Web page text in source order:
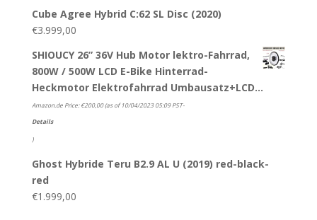
Cube Agree Hybrid C:62 SL Disc (2020)
€3.999,00
SHIOUCY 26” 36V Hub Motor lektro-Fahrrad,
800W / 500W LCD E-Bike Hinterrad-
Heckmotor Elektrofahrrad Umbausatz+LCD…
Amazon.de Price:€200,00(as of 10/04/2023 05:09 PST-
Details
)
Ghost Hybride Teru B2.9 AL U (2019) red-black-
red
€1.999,00